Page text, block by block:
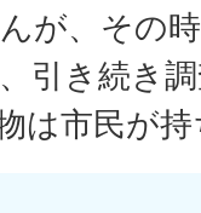
が、その
引き続き
は市民が